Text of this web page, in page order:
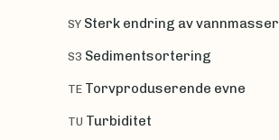
SY Sterk endring av vannmasser
S3 Sedimentsortering
TE Torvproduserende evne
TU Turbiditet